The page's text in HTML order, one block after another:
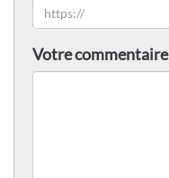
Votre commentaire